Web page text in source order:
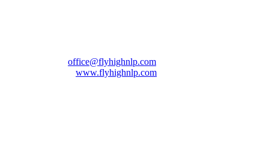
office@flyhighnlp.com
www.flyhighnlp.com